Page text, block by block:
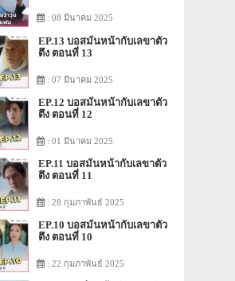
: 08 มีนาคม 2025
EP.13 บอสมั่นหน้ากับเลขาตัว
ตึง ตอนที่ 13
: 07 มีนาคม 2025
EP.12 บอสมั่นหน้ากับเลขาตัว
ตึง ตอนที่ 12
: 01 มีนาคม 2025
EP.11 บอสมั่นหน้ากับเลขาตัว
ตึง ตอนที่ 11
: 28 กุมภาพันธ์ 2025
EP.10 บอสมั่นหน้ากับเลขาตัว
ตึง ตอนที่ 10
: 22 กุมภาพันธ์ 2025